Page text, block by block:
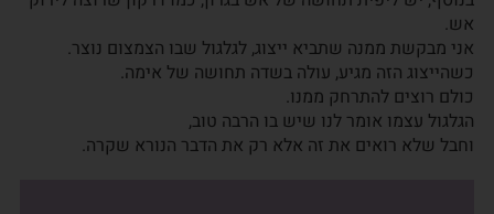
אש.
אני מבקשת ממנה שתביא ייצוג, לגלגול שבו הצמצום נוצר.
כשהייצוג הזה מגיע, עולה בשדה תחושה של אימה.
כולם רוצים להתרחק ממנו.
הגלגול עצמו אומר לנו שיש בו הרבה טוב,
וחבל שלא רואים את זה אלא רק את הדבר הנורא שקרה.